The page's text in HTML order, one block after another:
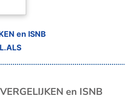
en ISNB
en ISNB